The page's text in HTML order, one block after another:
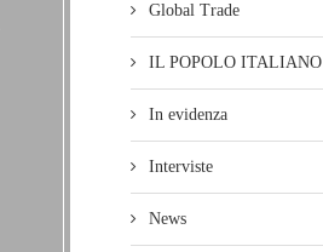
Global Trade
IL POPOLO ITALIANO
In evidenza
Interviste
News